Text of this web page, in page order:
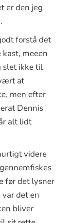
er den jeg
forstå det
meeen
slet ikke til
at
men efter
Dennis
alt lidt
videre
før det lysner
det en
bliver